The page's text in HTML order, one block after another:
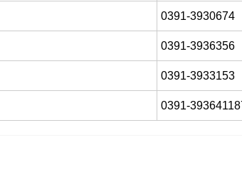
0391-3930674
0391-3936356
0391-3933153
0391-